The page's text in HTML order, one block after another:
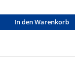
In den Warenkorb